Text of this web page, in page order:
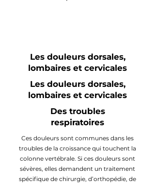
Les douleurs dorsales,
lombaires et cervicales
Les douleurs dorsales,
lombaires et cervicales
Des troubles
respiratoires
Ces douleurs sont communes dans les
troubles de la croissance qui touchent la
colonne vertébrale. Si ces douleurs sont
sévères, elles demandent un traitement
spécifique de chirurgie, d’orthopédie, de